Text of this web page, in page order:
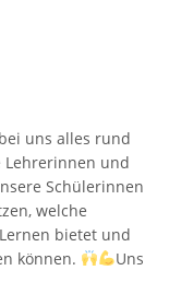
uns alles rund
Lehrerinnen und
Schülerinnen
welche
bietet und
können.
Uns